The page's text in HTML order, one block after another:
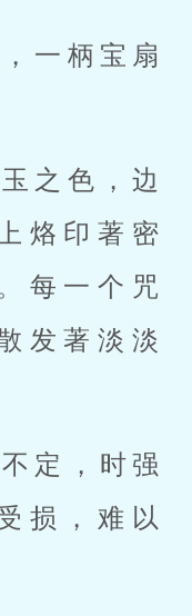
一柄宝扇
之色，边
烙印著密
每一个咒
发著淡淡
定，时强
损，难以